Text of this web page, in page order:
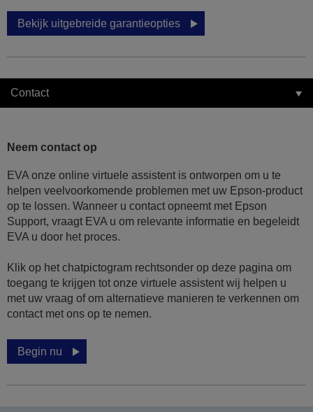
Bekijk uitgebreide garantieopties
Contact
Neem contact op
EVA onze online virtuele assistent is ontworpen om u te
helpen veelvoorkomende problemen met uw Epson-product
op te lossen. Wanneer u contact opneemt met Epson
Support, vraagt EVA u om relevante informatie en begeleidt
EVA u door het proces.
Klik op het chatpictogram rechtsonder op deze pagina om
toegang te krijgen tot onze virtuele assistent wij helpen u
met uw vraag of om alternatieve manieren te verkennen om
contact met ons op te nemen.
Begin nu